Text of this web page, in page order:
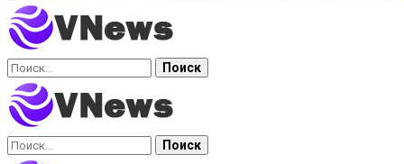
Найти:
Найти: